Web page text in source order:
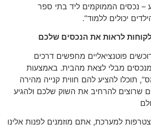
– נכסים הממוקמים ליד בתי ספר
יכולים ללמוד”.
לראות את הנכסים שלכם
פוטנציאליים מחפשים דרכים
מבלי לצאת מהבית. באמצעות
תוכלו להציע להם חווית קנייה מהירה
שרוצים להרחיב את השוק שלכם ולהגיע
למערכת, אתם מוזמנים לפנות אלינו